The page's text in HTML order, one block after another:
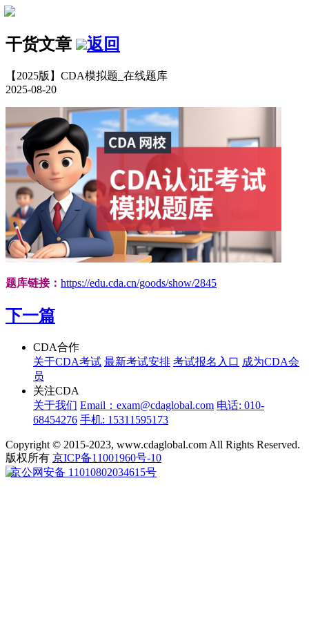
干货文章 返回
【2025版】CDA模拟题_在线题库
2025-08-20
题库链接： https://edu.cda.cn/goods/show/2845
下一篇
CDA合作
关于CDA考试 最新考试安排 考试报名入口 成为CDA会
员
关注CDA
关于我们 Email：exam@cdaglobal.com 电话: 010-
68454276 手机: 15311595173
Copyright © 2015-2023, www.cdaglobal.com All Rights Reserved.
版权所有 京ICP备11001960号-10
京公网安备 11010802034615号